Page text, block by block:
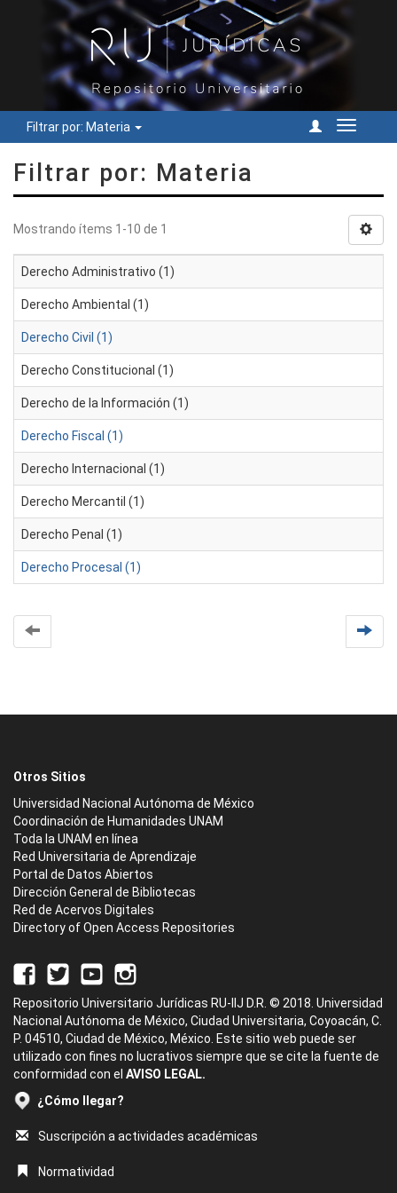
Filtrar por: Materia
Cambiar
Filtrar por: Materia
Mostrando ítems 1-10 de 1
Derecho Administrativo (1)
Derecho Ambiental (1)
Derecho Civil (1)
Derecho Constitucional (1)
Derecho de la Información (1)
Derecho Fiscal (1)
Derecho Internacional (1)
Derecho Mercantil (1)
Derecho Penal (1)
Derecho Procesal (1)
Otros Sitios
Universidad Nacional Autónoma de México
Coordinación de Humanidades UNAM
Toda la UNAM en línea
Red Universitaria de Aprendizaje
Portal de Datos Abiertos
Dirección General de Bibliotecas
Red de Acervos Digitales
Directory of Open Access Repositories
Repositorio Universitario Jurídicas RU-IIJ D.R. © 2018. Universidad
Nacional Autónoma de México, Ciudad Universitaria, Coyoacán, C.
P. 04510, Ciudad de México, México. Este sitio web puede ser
utilizado con fines no lucrativos siempre que se cite la fuente de
conformidad con el AVISO LEGAL.
¿Cómo llegar?
Suscripción a actividades académicas
Normatividad